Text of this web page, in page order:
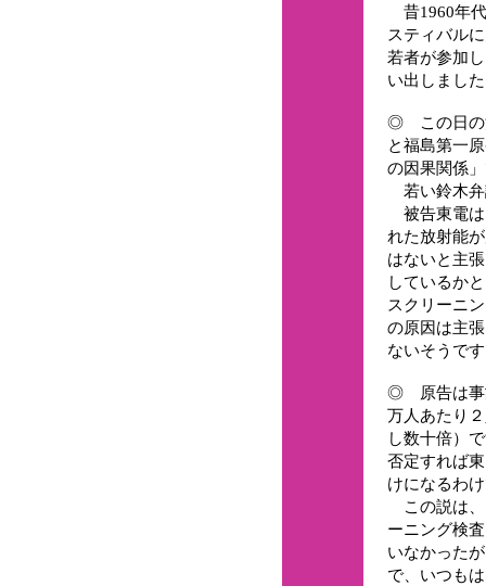
昔1960年
スティバル
若者が参加
い出しまし
◎ この日の
と福島第一
の因果関係
若い鈴木弁
被告東電は
れた放射能
はないと主
しているか
スクリーニ
の原因は主
ないそうで
◎ 原告は事
万人あたり
し数十倍）
否定すれば
けになるわ
この説は、
ーニング検
いなかった
で、いつも